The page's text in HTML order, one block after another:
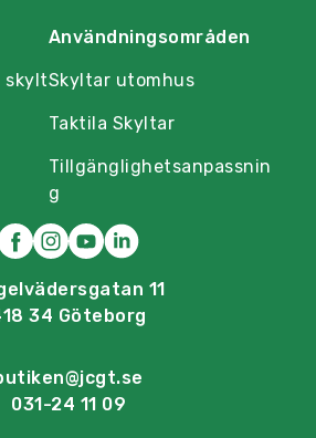
skylt
Användningsområden
Skyltar utomhus
Taktila Skyltar
Tillgänglighetsanpassnin
g
11
34 Göteborg
031-24 11 09